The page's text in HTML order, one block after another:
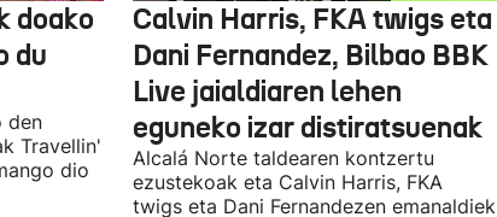
doako
du
den
Travellin'
dio
Calvin Harris, FKA twigs eta
Dani Fernandez, Bilbao BBK
Live jaialdiaren lehen
eguneko izar distiratsuenak
Alcalá Norte taldearen kontzertu
ezustekoak eta Calvin Harris, FKA
twigs eta Dani Fernandezen emanaldiek